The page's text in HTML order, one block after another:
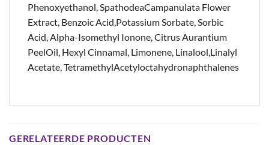
Phenoxyethanol, SpathodeaCampanulata Flower
Extract, Benzoic Acid,Potassium Sorbate, Sorbic
Acid, Alpha-Isomethyl Ionone, Citrus Aurantium
PeelOil, Hexyl Cinnamal, Limonene, Linalool,Linalyl
Acetate, TetramethylAcetyloctahydronaphthalenes
GERELATEERDE PRODUCTEN